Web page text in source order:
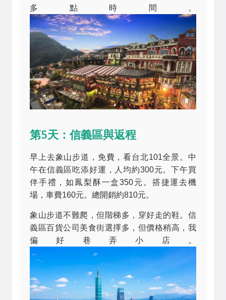
多點時間。
第5天：信義區與返程
早上去象山步道，免費，看台北101全景。中
午在信義區吃添好運，人均約300元。下午買
伴手禮，如鳳梨酥一盒350元。搭捷運去機
場，車費160元。總開銷約810元。
象山步道不難爬，但階梯多，穿好走的鞋。信
義區百貨公司美食街選擇多，但價格稍高，我
偏好巷弄小店。